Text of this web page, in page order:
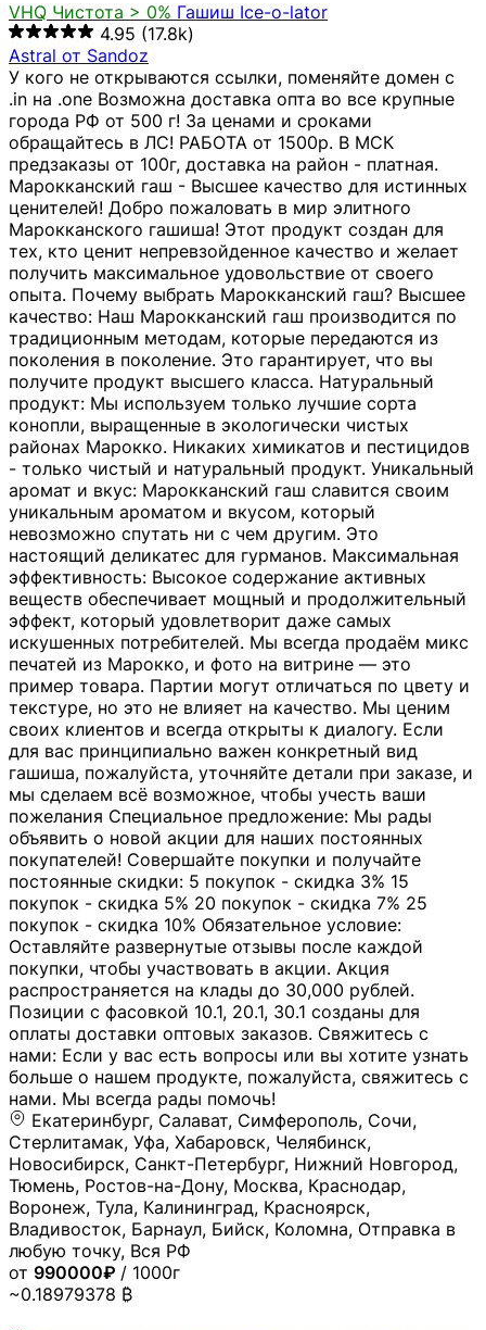
VHQ Чистота > 0% Гашиш Ice-o-lator
4.95 (17.8k)
Astral от Sandoz
У кого не открываются ссылки, поменяйте домен с
.in на .one Возможна доставка опта во все крупные
города РФ от 500 г! За ценами и сроками
обращайтесь в ЛС! РАБОТА от 1500р. В МСК
предзаказы от 100г, доставка на район - платная.
Марокканский гаш - Высшее качество для истинных
ценителей! Добро пожаловать в мир элитного
Марокканского гашиша! Этот продукт создан для
тех, кто ценит непревзойденное качество и желает
получить максимальное удовольствие от своего
опыта. Почему выбрать Марокканский гаш? Высшее
качество: Наш Марокканский гаш производится по
традиционным методам, которые передаются из
поколения в поколение. Это гарантирует, что вы
получите продукт высшего класса. Натуральный
продукт: Мы используем только лучшие сорта
конопли, выращенные в экологически чистых
районах Марокко. Никаких химикатов и пестицидов
- только чистый и натуральный продукт. Уникальный
аромат и вкус: Марокканский гаш славится своим
уникальным ароматом и вкусом, который
невозможно спутать ни с чем другим. Это
настоящий деликатес для гурманов. Максимальная
эффективность: Высокое содержание активных
веществ обеспечивает мощный и продолжительный
эффект, который удовлетворит даже самых
искушенных потребителей. Мы всегда продаём микс
печатей из Марокко, и фото на витрине — это
пример товара. Партии могут отличаться по цвету и
текстуре, но это не влияет на качество. Мы ценим
своих клиентов и всегда открыты к диалогу. Если
для вас принципиально важен конкретный вид
гашиша, пожалуйста, уточняйте детали при заказе, и
мы сделаем всё возможное, чтобы учесть ваши
пожелания Специальное предложение: Мы рады
объявить о новой акции для наших постоянных
покупателей! Совершайте покупки и получайте
постоянные скидки: 5 покупок - скидка 3% 15
покупок - скидка 5% 20 покупок - скидка 7% 25
покупок - скидка 10% Обязательное условие:
Оставляйте развернутые отзывы после каждой
покупки, чтобы участвовать в акции. Акция
распространяется на клады до 30,000 рублей.
Позиции с фасовкой 10.1, 20.1, 30.1 созданы для
оплаты доставки оптовых заказов. Свяжитесь с
нами: Если у вас есть вопросы или вы хотите узнать
больше о нашем продукте, пожалуйста, свяжитесь с
нами. Мы всегда рады помочь!
Екатеринбург, Салават, Симферополь, Сочи,
Стерлитамак, Уфа, Хабаровск, Челябинск,
Новосибирск, Санкт-Петербург, Нижний Новгород,
Тюмень, Ростов-на-Дону, Москва, Краснодар,
Воронеж, Тула, Калининград, Красноярск,
Владивосток, Барнаул, Бийск, Коломна, Отправка в
любую точку, Вся РФ
от 990000₽ / 1000г
~0.18979378 ₿